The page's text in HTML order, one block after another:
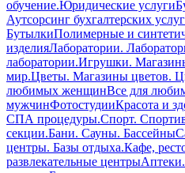
обучение.Юридические услуги
Аутсорсинг бухгалтерских услуг
БутылкиПолимерные и
изделияЛаборатории.
лаборатории.Игрушки.
мир.Цветы. Магазины цветов.
любимых женщинВсе для
мужчинФотостудииКрасота и
СПА процедуры.Спорт.
секции.Бани. Сауны. Бассейны
центры. Базы отдыха.Кафе,
развлекательные центры